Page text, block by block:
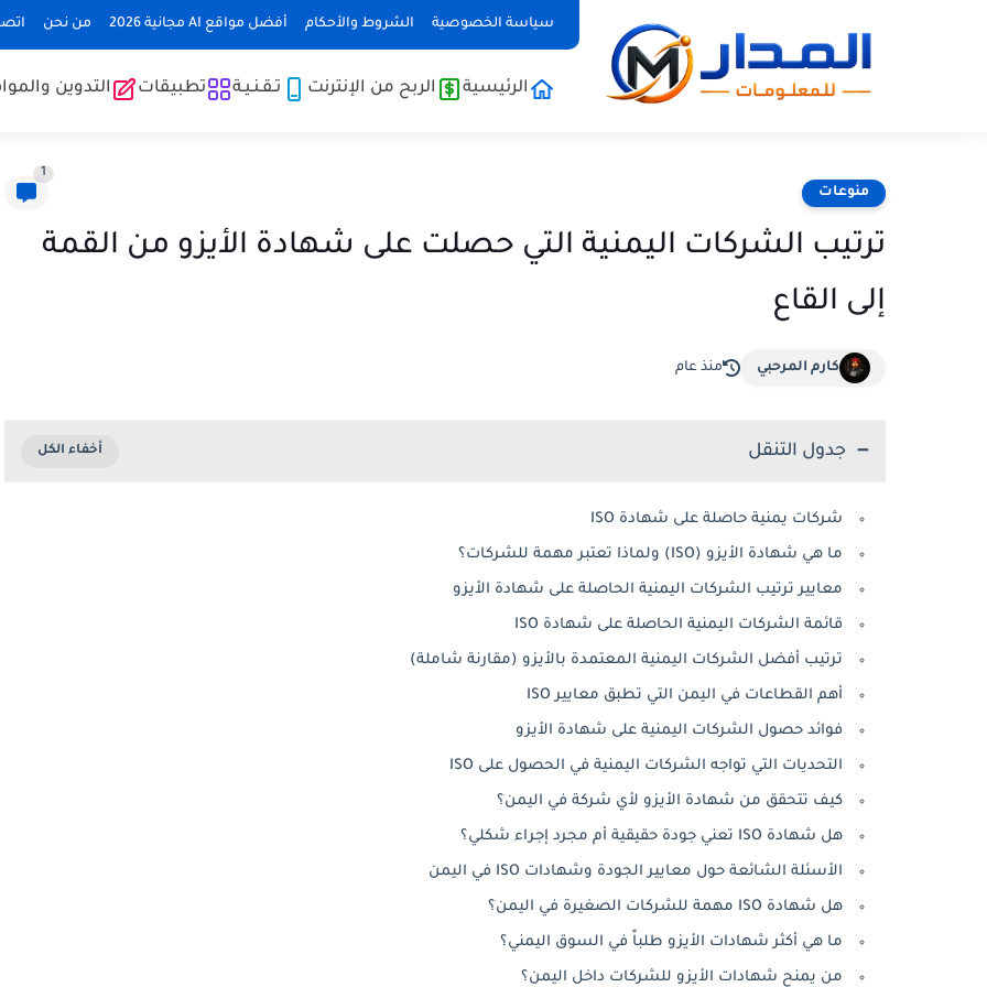
سياسة الخصوصية الشروط والأحكام أفضل مواقع AI مجانية 2026 من نحن
الرئيسية الربح من الإنترنت تـقـنـيـة تطبيقات التدوين
منوعات
1
ترتيب الشركات اليمنية التي حصلت على شهادة الأيزو من القمة
إلى القاع
كارم المرحبي منذ عام
جدول التنقل
شركات يمنية حاصلة على شهادة ISO
ما هي شهادة الأيزو (ISO) ولماذا تعتبر مهمة للشركات؟
معايير ترتيب الشركات اليمنية الحاصلة على شهادة الأيزو
قائمة الشركات اليمنية الحاصلة على شهادة ISO
ترتيب أفضل الشركات اليمنية المعتمدة بالأيزو (مقارنة شاملة)
أهم القطاعات في اليمن التي تطبق معايير ISO
فوائد حصول الشركات اليمنية على شهادة الأيزو
التحديات التي تواجه الشركات اليمنية في الحصول على ISO
كيف تتحقق من شهادة الأيزو لأي شركة في اليمن؟
هل شهادة ISO تعني جودة حقيقية أم مجرد إجراء شكلي؟
الأسئلة الشائعة حول معايير الجودة وشهادات ISO في اليمن
هل شهادة ISO مهمة للشركات الصغيرة في اليمن؟
ما هي أكثر شهادات الأيزو طلباً في السوق اليمني؟
من يمنح شهادات الأيزو للشركات داخل اليمن؟